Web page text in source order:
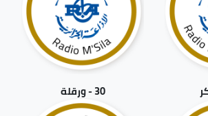
30 - ورقلة